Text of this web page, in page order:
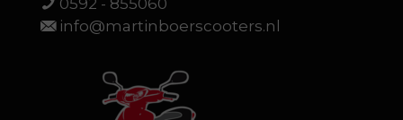
0592 - 855060
info@martinboerscooters.nl